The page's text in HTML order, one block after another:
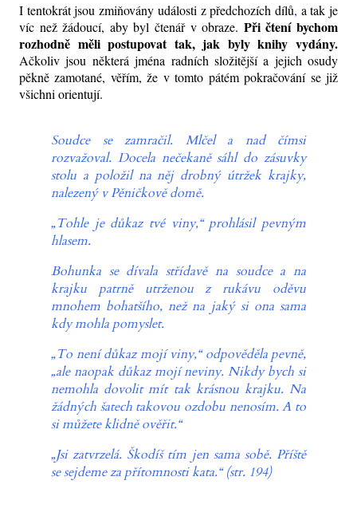
I tentokrát jsou zmiňovány události z předchozích dílů, a tak je
víc než žádoucí, aby byl čtenář v obraze. Při čtení bychom
rozhodně měli postupovat tak, jak byly knihy vydány.
Ačkoliv jsou některá jména radních složitější a jejich osudy
pěkně zamotané, věřím, že v tomto pátém pokračování se již
všichni orientují.
Soudce se zamračil. Mlčel a nad čímsi
rozvažoval. Docela nečekaně sáhl do zásuvky
stolu a položil na něj drobný útržek krajky,
nalezený v Pěničkově domě.
„Tohle je důkaz tvé viny,“ prohlásil pevným
hlasem.
Bohunka se dívala střídavě na soudce a na
krajku patrně utrženou z rukávu oděvu
mnohem bohatšího, než na jaký si ona sama
kdy mohla pomyslet.
„To není důkaz mojí viny,“ odpověděla pevně,
„ale naopak důkaz mojí neviny. Nikdy bych si
nemohla dovolit mít tak krásnou krajku. Na
žádných šatech takovou ozdobu nenosím. A to
si můžete klidně ověřit.“
„Jsi zatvrzelá. Škodíš tím jen sama sobě. Příště
se sejdeme za přítomnosti kata.“ (str. 194)